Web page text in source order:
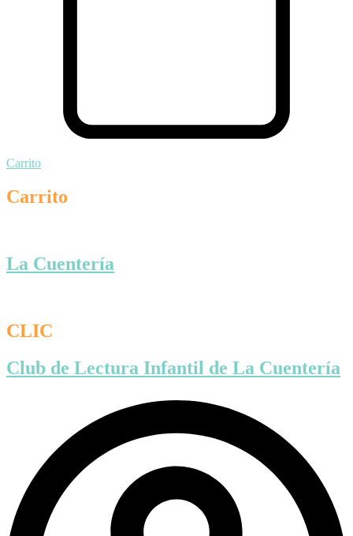
Carrito
Carrito
La Cuentería
CLIC
Club de Lectura Infantil de La Cuentería